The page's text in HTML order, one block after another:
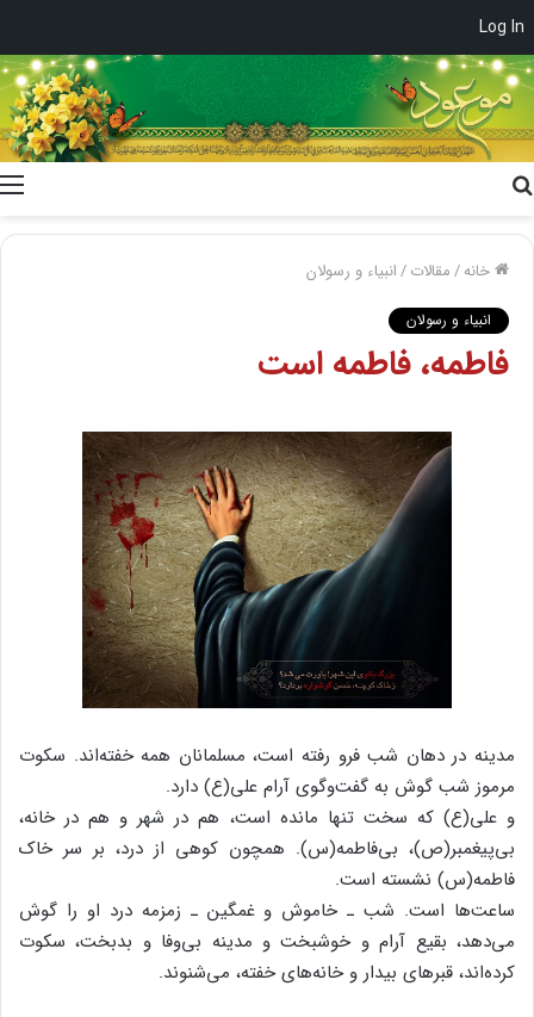
Log In
خانه/مقالات/انبیاء و رسولان
انبیاء و رسولان
فاطمه، فاطمه است
مدینه در دهان شب فرو رفته است، مسلمانان همه خفته‌‌اند. سکوت
مرموز شب گوش به گفت‌وگوی آرام علی(ع) دارد.
و علی(ع) که سخت تنها مانده است، هم در شهر و هم در خانه،
بی‌پیغمبر(ص)، بی‌فاطمه(س). همچون کوهی از درد، بر سر خاک
فاطمه(س) نشسته است.
ساعت‌‌ها است. شب ـ خاموش و غمگین ـ زمزمه درد او را گوش
می‌‌دهد، بقیع آرام و خوشبخت و مدینه بی‌وفا و بدبخت، سکوت
کرده‌اند، قبر‌های بیدار و خانه‌های خفته، می‌شنوند.